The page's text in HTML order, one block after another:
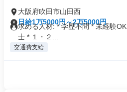
大阪府吹田市山田西
日給1万5000円～2万5000円
求める人材: * 学歴不問 * 未経験
士 * １・２...
交通費支給